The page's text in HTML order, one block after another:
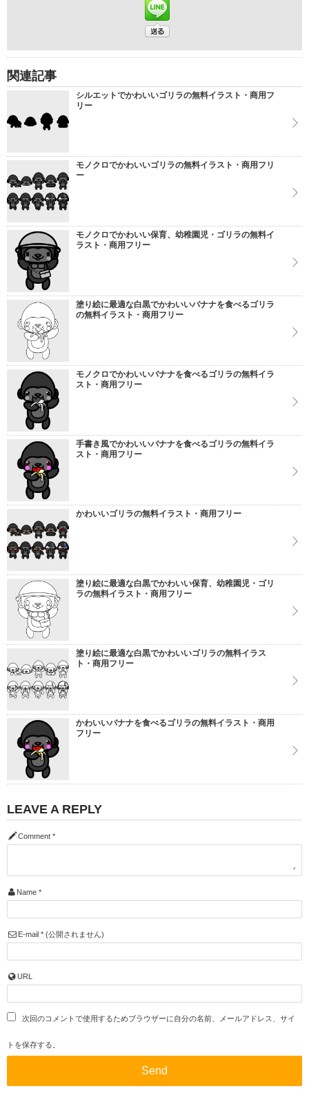
関連記事
シルエットでかわいいゴリラの無料イラスト・商用フ
リー
モノクロでかわいいゴリラの無料イラスト・商用フリ
ー
モノクロでかわいい保育、幼稚園児・ゴリラの無料イ
ラスト・商用フリー
塗り絵に最適な白黒でかわいいバナナを食べるゴリラ
の無料イラスト・商用フリー
モノクロでかわいいバナナを食べるゴリラの無料イラ
スト・商用フリー
手書き風でかわいいバナナを食べるゴリラの無料イラ
スト・商用フリー
かわいいゴリラの無料イラスト・商用フリー
塗り絵に最適な白黒でかわいい保育、幼稚園児・ゴリ
ラの無料イラスト・商用フリー
塗り絵に最適な白黒でかわいいゴリラの無料イラス
ト・商用フリー
かわいいバナナを食べるゴリラの無料イラスト・商用
フリー
LEAVE A REPLY
Comment *
Name *
E-mail *(公開されません)
URL
次回のコメントで使用するためブラウザーに自分の名前、メールアドレス、サイ
トを保存する。